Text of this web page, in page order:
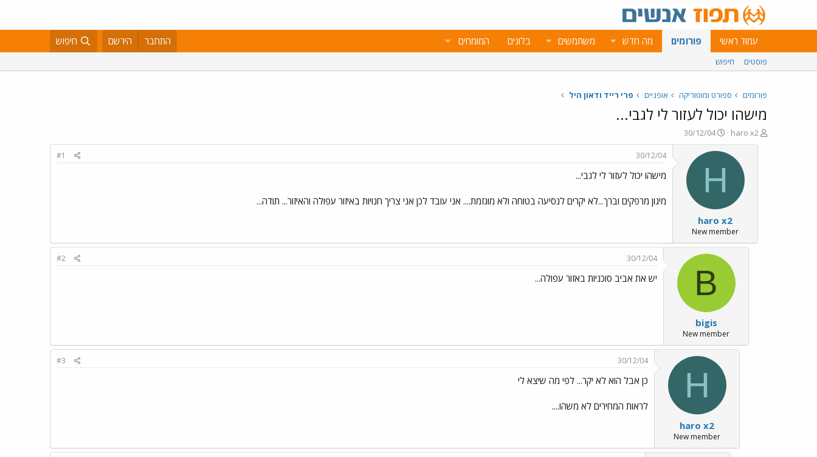
עמוד ראשי פורומים מה חדש משתמשים בלוגים המומחים התחבר הירשם חיפוש
פוסטים חיפוש
פורומים ספורט ומוטוריקה אופניים פרי רייד ודאון היל
מישהו יכול לעזור לי לגבי...
פ
ו
haro x2
פ
ו
ר
ם
א
ר
י
ך
30/12/04
H
haro x2
New member
30/12/04
#1
מישהו יכול לעזור לי לגבי...
מיגון מרפקים וברך...לא יקרים לנסיעה בטוחה ולא מוגזמת.... אני עובד לכן אני צריך חנויות באיזור עפולה והאיזור... תודה...
B
bigis
New member
30/12/04
#2
יש את אביב סוכניות באזור עפולה...
H
haro x2
New member
30/12/04
#3
כן אבל הוא לא יקר... לפי מה שיצא לי
לראות המחירים לא משהו....